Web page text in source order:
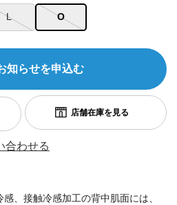
L O
知らせを申込む
合わせる
、接触冷感加工の背中肌面には、